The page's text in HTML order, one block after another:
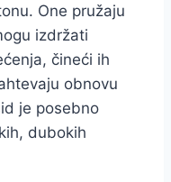
One pružaju
izdržati
čineći ih
obnovu
je posebno
dubokih